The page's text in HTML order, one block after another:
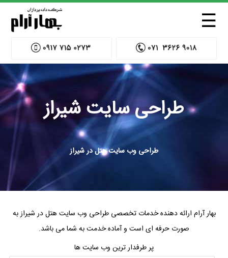
☰
طراحی سایت شیراز
طراحی وب سایت هتل در شیراز
بهار آرام ارائه دهنده خدمات تخصصی طراحی وب سایت هتل در شیراز به
صورت حرفه ای است و آماده خدمت به شما می باشد.
پر طرفدار ترین وب سایت ها